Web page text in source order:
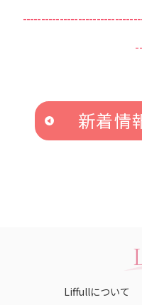
新着情
Liffullについて